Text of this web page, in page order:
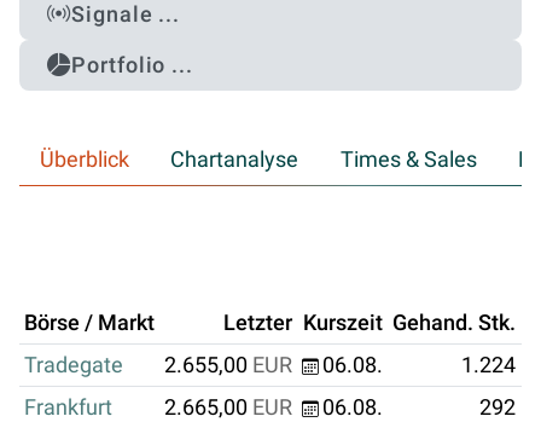
Signale ...
Portfolio ...
Überblick Chartanalyse Times & Sales
Börse / Markt Letzter Kurszeit Gehand. Stk.
Tradegate
2.655,00 EUR 06.08.
1.224
Frankfurt
2.665,00 EUR 06.08. 292